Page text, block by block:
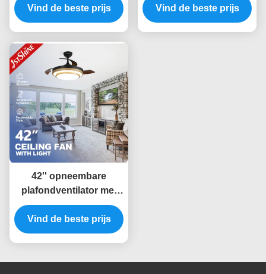
Lichten, Lage
Profielventilator voor
Vind de beste prijs
Controle
Plafondventilatorwifi
Vind de beste prijs
42'' opneembare
plafondventilator met
dimbaar LED-licht Amd
gelijkstroommotor
Vind de beste prijs